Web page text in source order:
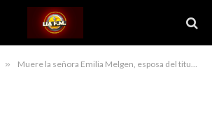
» Muere la señora Emilia Melgen, esposa del titular de la Secretaría de Salud del PLD Rafael Sánchez Cárdenas